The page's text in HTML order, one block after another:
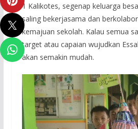
1 Kalikotes, segenap keluarga
saling bekerjasama dan
kemajuan sekolah. Kalau semua
target atau capaian wujudkan
akan semakin mudah.